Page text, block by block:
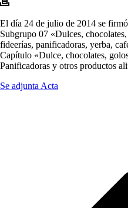
El día 24 de julio de 2014 se
Subgrupo 07 «Dulces,
fideerías, panificadoras, yerba,
Capítulo «Dulce, chocolates,
Panificadoras y otros productos
Se adjunta Acta